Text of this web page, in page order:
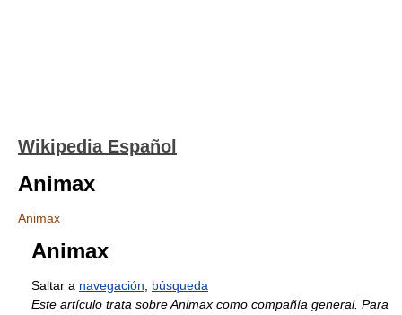
Wikipedia Español
Animax
Animax
Animax
Saltar a navegación
búsqueda
Este artículo trata sobre Animax como compañía general. Para